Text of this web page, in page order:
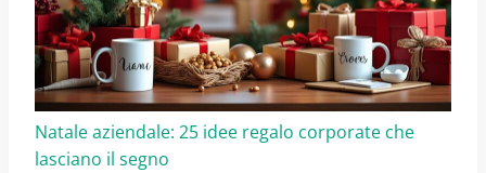
Natale aziendale: 25 idee regalo corporate che
lasciano il segno